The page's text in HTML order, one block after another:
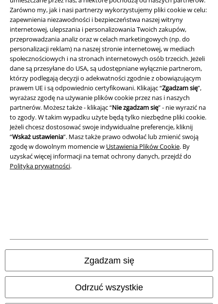
Zarówno my, jak i nasi partnerzy wykorzystujemy pliki cookie w celu:
zapewnienia niezawodności i bezpieczeństwa naszej witryny
internetowej, ulepszania i personalizowania Twoich zakupów,
przeprowadzania analiz oraz w celach marketingowych (np. do
personalizacji reklam) na naszej stronie internetowej, w mediach
społecznościowych i na stronach internetowych osób trzecich. Jeżeli
dane są przesyłane do USA, są udostępniane wyłącznie partnerom,
którzy podlegają decyzji o adekwatności zgodnie z obowiązującym
prawem UE i są odpowiednio certyfikowani. Klikając “Zgadzam się”,
wyrażasz zgodę na używanie plików cookie przez nas i naszych
partnerów. Możesz także - klikając “Nie zgadzam się” - nie wyrazić na
to zgody. W takim wypadku użyte będą tylko niezbędne pliki cookie.
Jeżeli chcesz dostosować swoje indywidualne preferencje, kliknij
“Wskaż ustawienia”. Masz także prawo odwołać lub zmienić swoją
zgodę w dowolnym momencie w Ustawienia Plików Cookie. By
uzyskać więcej informacji na temat ochrony danych, przejdź do
Polityka prywatności.
Zgadzam się
Odrzuć wszystkie
Ściągnij nową aplikację EMP - ZA DARMO - i korzystaj z nowych
funkcji!
A Warner Music Group Company